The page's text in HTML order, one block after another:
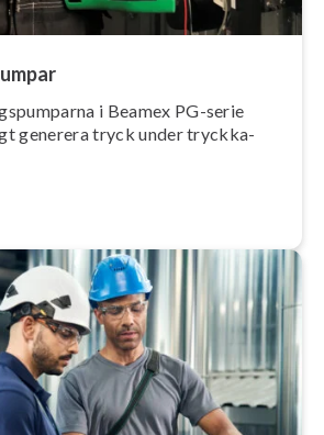
i Beamex PG-serie
generera tryck under tryck­ka­